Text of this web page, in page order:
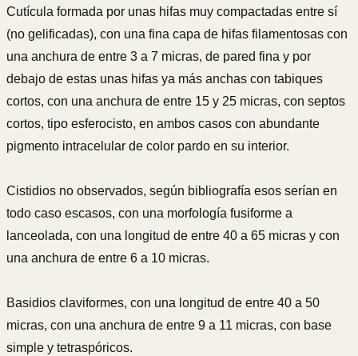
Cutícula formada por unas hifas muy compactadas entre sí
(no gelificadas), con una fina capa de hifas filamentosas con
una anchura de entre 3 a 7 micras, de pared fina y por
debajo de estas unas hifas ya más anchas con tabiques
cortos, con una anchura de entre 15 y 25 micras, con septos
cortos, tipo esferocisto, en ambos casos con abundante
pigmento intracelular de color pardo en su interior.
Cistidios no observados, según bibliografía esos serían en
todo caso escasos, con una morfología fusiforme a
lanceolada, con una longitud de entre 40 a 65 micras y con
una anchura de entre 6 a 10 micras.
Basidios claviformes, con una longitud de entre 40 a 50
micras, con una anchura de entre 9 a 11 micras, con base
simple y tetraspóricos.